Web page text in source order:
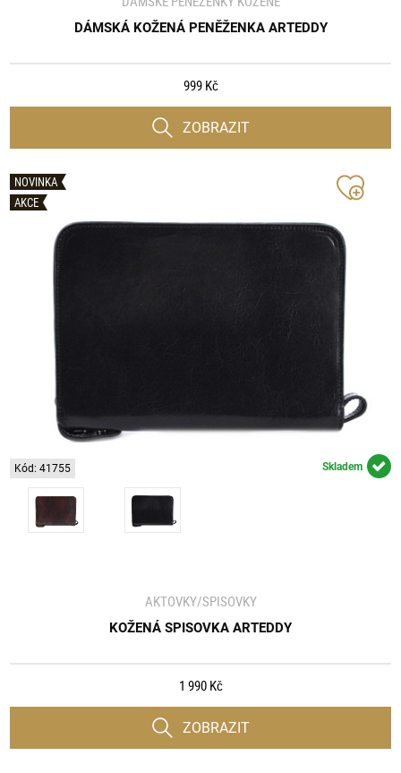
DÁMSKÁ KOŽENÁ PENĚŽENKA ARTEDDY
999 Kč
ZOBRAZIT
NOVINKA
AKCE
Kód: 41755 Skladem
AKTOVKY/SPISOVKY
KOŽENÁ SPISOVKA ARTEDDY
1 990 Kč
ZOBRAZIT